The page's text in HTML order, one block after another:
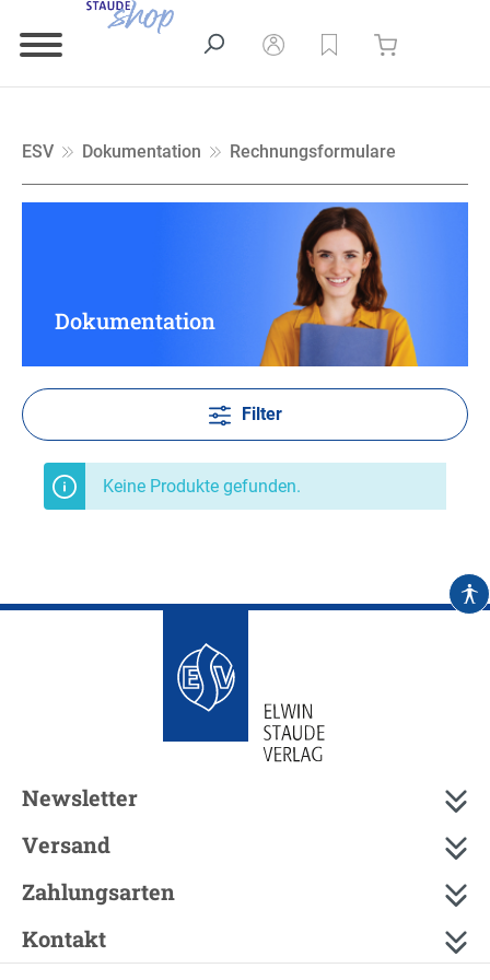
ESV Dokumentation Rechnungsformulare
Dokumentation
Filter
Keine Produkte gefunden.
Newsletter
Versand
Zahlungsarten
Kontakt